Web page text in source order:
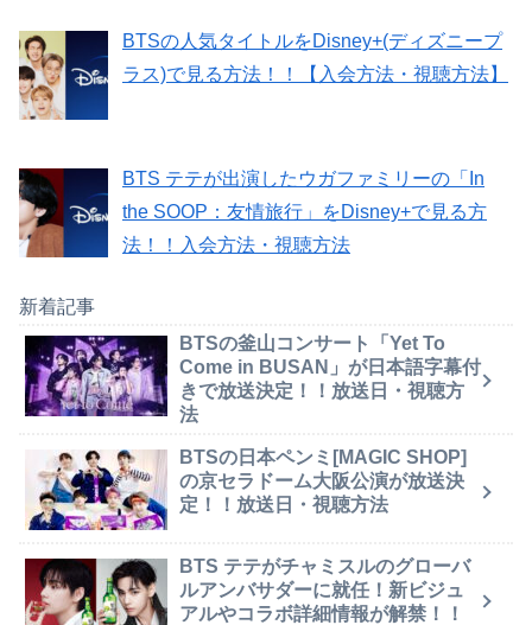
BTSの人気タイトルをDisney+(ディズニープ
ラス)で見る方法！！【入会方法・視聴方法】
BTS テテが出演したウガファミリーの「In
the SOOP：友情旅行」をDisney+で見る方
法！！入会方法・視聴方法
新着記事
BTSの釜山コンサート「Yet To
Come in BUSAN」が日本語字幕付
きで放送決定！！放送日・視聴方
法
BTSの日本ペンミ[MAGIC SHOP]
の京セラドーム大阪公演が放送決
定！！放送日・視聴方法
BTS テテがチャミスルのグローバ
ルアンバサダーに就任！新ビジュ
アルやコラボ詳細情報が解禁！！